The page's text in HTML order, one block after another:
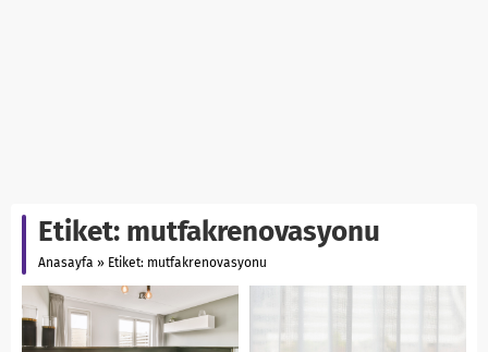
Etiket: mutfakrenovasyonu
Anasayfa » Etiket: mutfakrenovasyonu